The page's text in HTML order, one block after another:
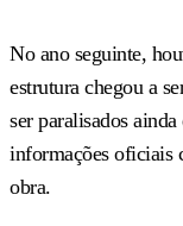
No ano seguinte,
estrutura chegou a
ser paralisados
informações oficiais
obra.